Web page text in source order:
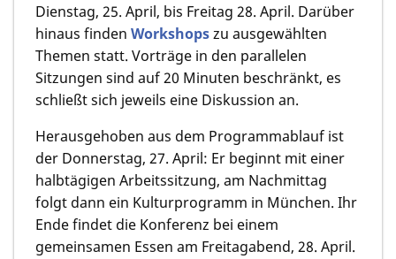
Dienstag, 25. April, bis Freitag 28. April. Darüber
hinaus finden Workshopszu ausgewählten
Themen statt. Vorträge in den parallelen
Sitzungen sind auf 20 Minuten beschränkt, es
schließt sich jeweils eine Diskussion an.
Herausgehoben aus dem Programmablauf ist
der Donnerstag, 27. April: Er beginnt mit einer
halbtägigen Arbeitssitzung, am Nachmittag
folgt dann ein Kulturprogramm in München. Ihr
Ende findet die Konferenz bei einem
gemeinsamen Essen am Freitagabend, 28. April.